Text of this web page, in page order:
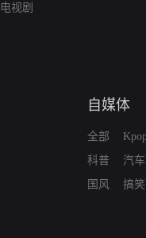
电视剧
自媒体
全部
科普
国风
汽车
搞笑